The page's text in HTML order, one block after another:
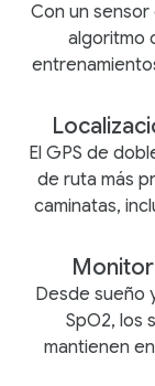
Con un
algoritmo
El GPS de
de ruta más
caminatas,
Desde sueño
SpO2, los
mantienen